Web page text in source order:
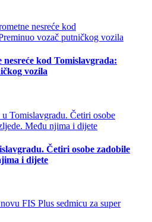
kod Tomislavgrada:
vozila
Četiri osobe zadobile
i dijete